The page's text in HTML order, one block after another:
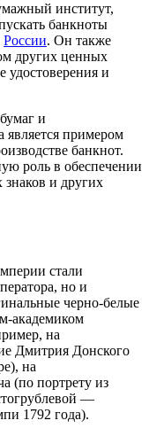
институт,
банкноты
России. Он также
других ценных
удостоверения и
и
является примером
банкнот.
роль в обеспечении
и других
стали
но и
черно-белые
академиком
на
Дмитрия Донского
на
(по портрету из
—
1792 года).